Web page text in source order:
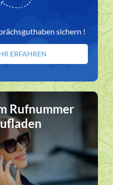
sichern !
ERFAHREN
Rufnummer